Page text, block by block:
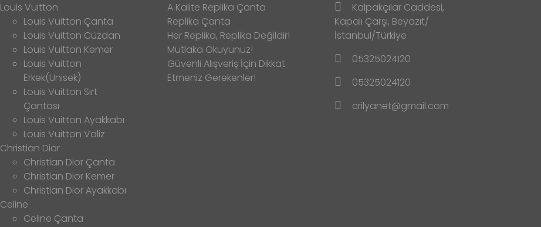
Louis Vuitton
Louis Vuitton Çanta
Louis Vuitton Cüzdan
Louis Vuitton Kemer
Louis Vuitton
Erkek(Unisek)
Louis Vuitton Sırt
Çantası
Louis Vuitton Ayakkabı
Louis Vuitton Valiz
Christian Dior
Christian Dior Çanta
Christian Dior Kemer
Christian Dior Ayakkabı
Celine
Celine Çanta
A Kalite Replika Çanta
Replika Çanta
Her Replika, Replika Değildir!
Mutlaka Okuyunuz!
Güvenli Alışveriş İçin Dikkat
Etmeniz Gerekenler!
Kalpakçılar Caddesi,
Kapalı Çarşı, Beyazıt/
İstanbul/Türkiye
05325024120
05325024120
crilyanet@gmail.com